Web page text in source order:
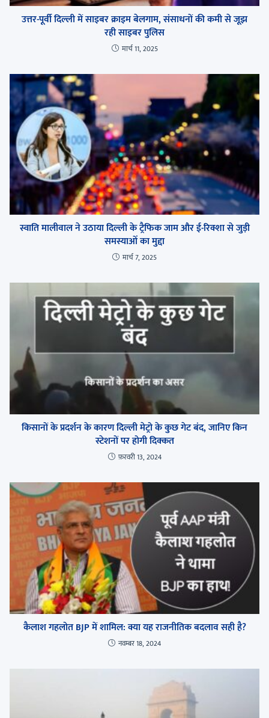
उत्तर-पूर्वी दिल्ली में साइबर क्राइम बेलगाम, संसाधनों की कमी से जूझ
रही साइबर पुलिस
मार्च 11, 2025
स्वाति मालीवाल ने उठाया दिल्ली के ट्रैफिक जाम और ई-रिक्शा से जुड़ी
समस्याओं का मुद्दा
मार्च 7, 2025
किसानों के प्रदर्शन के कारण दिल्ली मेट्रो के कुछ गेट बंद, जानिए किन
स्टेशनों पर होगी दिक्कत
फ़रवरी 13, 2024
कैलाश गहलोत BJP में शामिल: क्या यह राजनीतिक बदलाव सही है?
नवम्बर 18, 2024